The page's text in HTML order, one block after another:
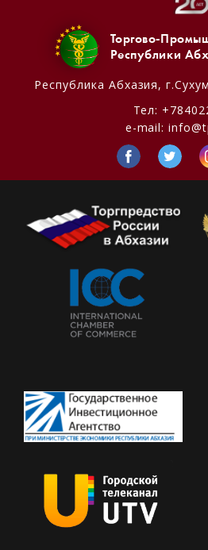
Торгово-
Республики
Республика Абхазия,
Тел:
e-mail: